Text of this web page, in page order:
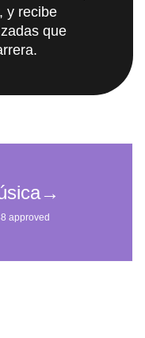
y recibe
que